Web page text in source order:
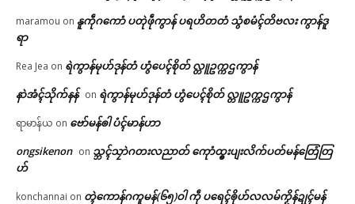
maramou on နူကဵုဂကောံ ပတုဲဖဵုကွာန် ပရဟိတတံ သွံစမံၚ်တိဗလး ကွာန်ဒူ
ရာ
Rea Jea on ရဲကွာန်မုဟ်ဒုန်တံ ဟွံပေၚ်စိုတ် လ္တူဥက္ကဌကွာန်
နာဲအံၚ်သိုက်နန် on ရဲကွာန်မုဟ်ဒုန်တံ ဟွံပေၚ်စိုတ် လ္တူဥက္ကဌကွာန်
ရာမာန်ယ on ဗော်မန်ၜါ ပံၚ်မာန်ဟာ
ongsikenon on သ္ဘၚ်သၠာဲဂတးလညာတ် ကေုာံထ္ၜးပျးလိက်ပတ်မန်တြေံတြ
ဟ်
konchannai on တ္ၚဲကောန်ဂကူမန်(၆၅)ဝါ ကဵု ပရေၚ်ၜိုဟ်လလမ်ကၟိန်ဍုၚ်မန်